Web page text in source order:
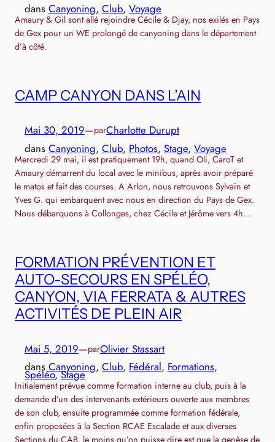
dans Canyoning, Club, Voyage
Amaury & Gil sont allé rejoindre Cécile & Djay, nos exilés en Pays
de Gex pour un WE prolongé de canyoning dans le département
d’à côté.
CAMP CANYON DANS L’AIN
Mai 30, 2019—parCharlotte Durupt
dans Canyoning, Club, Photos, Stage, Voyage
Mercredi 29 mai, il est pratiquement 19h, quand Oli, CaroT et
Amaury démarrent du local avec le minibus, après avoir préparé
le matos et fait des courses. A Arlon, nous retrouvons Sylvain et
Yves G. qui embarquent avec nous en direction du Pays de Gex.
Nous débarquons à Collonges, chez Cécile et Jérôme vers 4h…
FORMATION PRÉVENTION ET
AUTO-SECOURS EN SPÉLÉO,
CANYON, VIA FERRATA & AUTRES
ACTIVITÉS DE PLEIN AIR
Mai 5, 2019—parOlivier Stassart
dans Canyoning, Club, Fédéral, Formations
Spéléo, Stage
Initialement prévue comme formation interne au club, puis à la
demande d’un des intervenants extérieurs ouverte aux membres
de son club, ensuite programmée comme formation fédérale,
enfin proposées à la Section RCAE Escalade et aux diverses